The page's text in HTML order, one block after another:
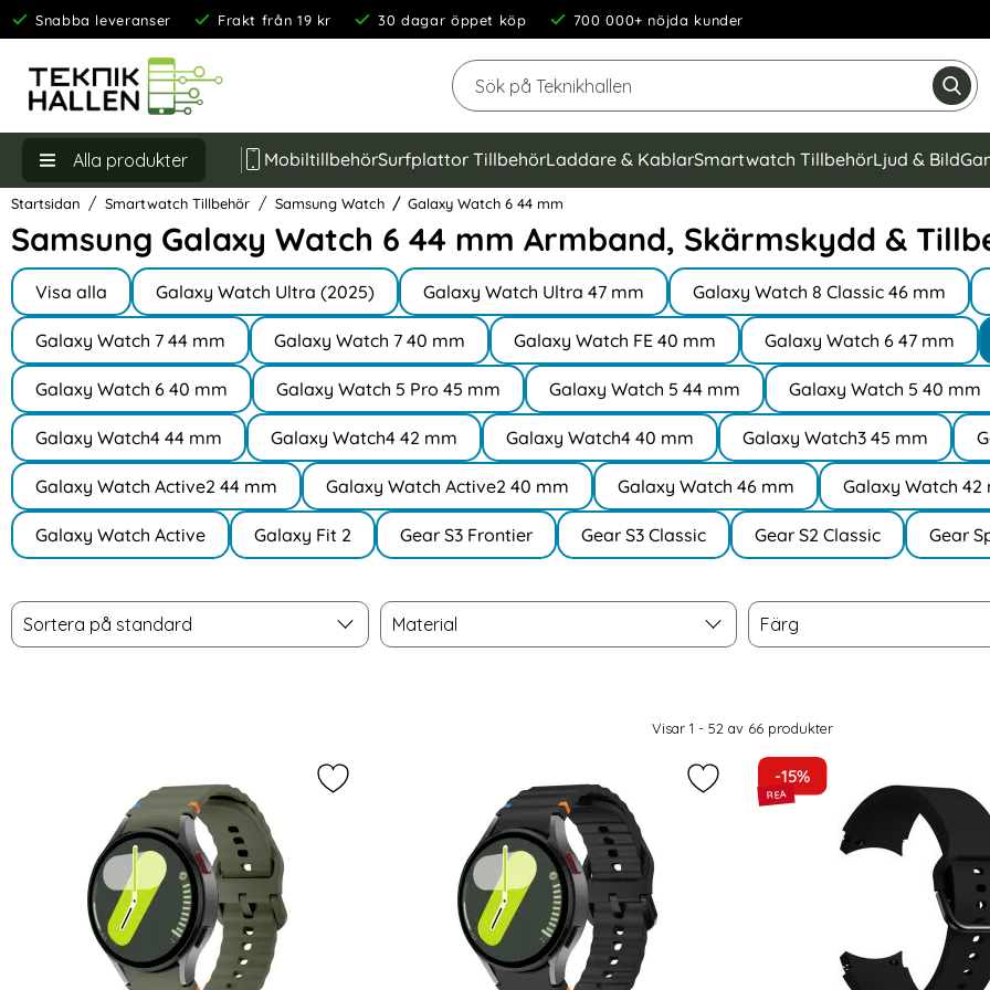
Snabba leveranser Frakt från 19 kr 30 dagar öppet köp 700 000+ nöjda kunder
Sök
Alla produkter MobiltillbehörSurfplattor TillbehörLaddare & KablarSmartwatch TillbehörLjud & Bild
Startsidan Smartwatch Tillbehör Samsung Watch Galaxy Watch 6 44 mm
Samsung Galaxy Watch 6 44 mm Armband, Skärmskydd &
Hoppa
produkter
Underkategorier
Visa alla
I Samsung WatchGalaxy Watch Ultra (2025) Galaxy Watch Ultra 47 mm Galaxy Watch 8 Classic 46 mm
Galaxy Watch 7 44 mm Galaxy Watch 7 40 mm Galaxy Watch FE 40 mm Galaxy Watch 6 47 mm
Galaxy Watch 6 40 mm Galaxy Watch 5 Pro 45 mm Galaxy Watch 5 44 mm Galaxy Watch 5 40 mm
Galaxy Watch4 44 mm Galaxy Watch4 42 mm Galaxy Watch4 40 mm Galaxy Watch3 45 mm
Galaxy Watch Active2 44 mm Galaxy Watch Active2 40 mm Galaxy Watch 46 mm Galaxy Watch 42
Galaxy Watch Active Galaxy Fit 2 Gear S3 Frontier Gear S3 Classic Gear S2 Classic Gear
Hoppa
över
Filtrera & sortera
Sortera
Sortera på standard
Material
Material
Färg
Färg
Visar 1 - 52 av 66 produkter
Markera tech-Protect Galaxy Watch 4/5/5 Pro/6/7/FE Armband Silikon Sport
Markera tech-Protect Galaxy
-15%